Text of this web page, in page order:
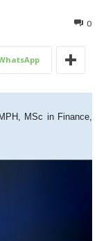
0
MSc in Finance,